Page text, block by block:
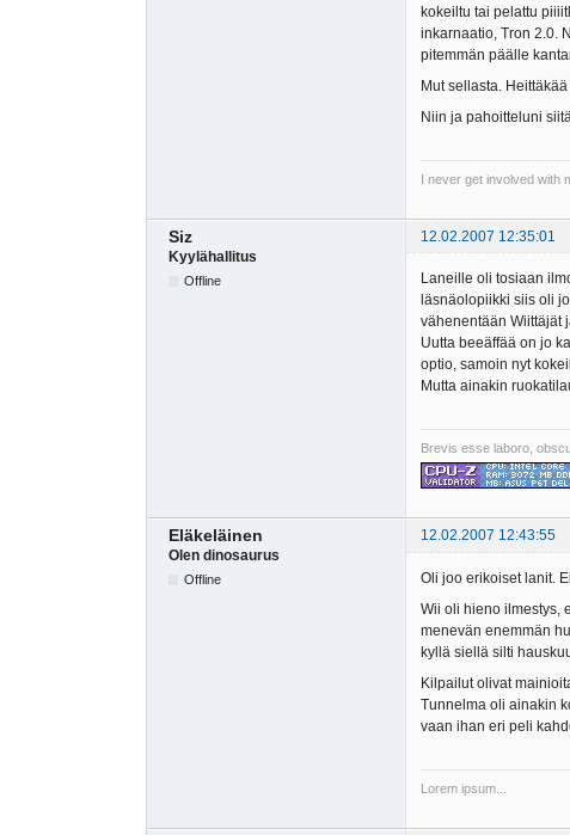
kokeiltu tai pelattu
inkarnaatio, Tron 2.0.
pitemmän päälle
Mut sellasta.
Niin ja pahoitteluni
I never get involved with
Siz
12.02.2007 12:35:01
Kyylähallitus
Offline
Laneille oli tosiaan
läsnäolopiikki siis oli
vähenentään Wiittäjät
Uutta beeäffää on jo
optio, samoin nyt
Mutta ainakin
Brevis esse laboro,
Eläkeläinen
12.02.2007 12:43:55
Olen dinosaurus
Offline
Oli joo erikoiset lanit.
Wii oli hieno ilmestys,
menevän enemmän
kyllä siellä silti
Kilpailut olivat
Tunnelma oli ainakin
vaan ihan eri peli
Lorem ipsum...